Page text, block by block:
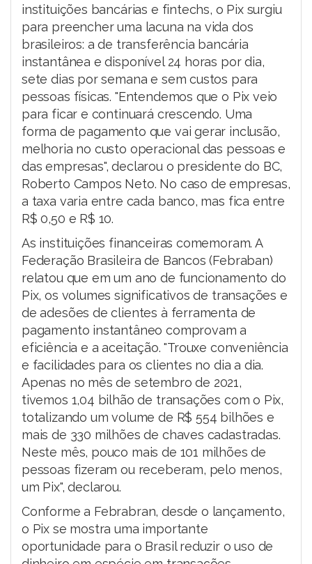
instituições bancárias e fintechs, o Pix surgiu
para preencher uma lacuna na vida dos
brasileiros: a de transferência bancária
instantânea e disponível 24 horas por dia,
sete dias por semana e sem custos para
pessoas físicas. "Entendemos que o Pix veio
para ficar e continuará crescendo. Uma
forma de pagamento que vai gerar inclusão,
melhoria no custo operacional das pessoas e
das empresas", declarou o presidente do BC,
Roberto Campos Neto. No caso de empresas,
a taxa varia entre cada banco, mas fica entre
R$ 0,50 e R$ 10.
As instituições financeiras comemoram. A
Federação Brasileira de Bancos (Febraban)
relatou que em um ano de funcionamento do
Pix, os volumes significativos de transações e
de adesões de clientes à ferramenta de
pagamento instantâneo comprovam a
eficiência e a aceitação. "Trouxe conveniência
e facilidades para os clientes no dia a dia.
Apenas no mês de setembro de 2021,
tivemos 1,04 bilhão de transações com o Pix,
totalizando um volume de R$ 554 bilhões e
mais de 330 milhões de chaves cadastradas.
Neste mês, pouco mais de 101 milhões de
pessoas fizeram ou receberam, pelo menos,
um Pix", declarou.
Conforme a Febrabran, desde o lançamento,
o Pix se mostra uma importante
oportunidade para o Brasil reduzir o uso de